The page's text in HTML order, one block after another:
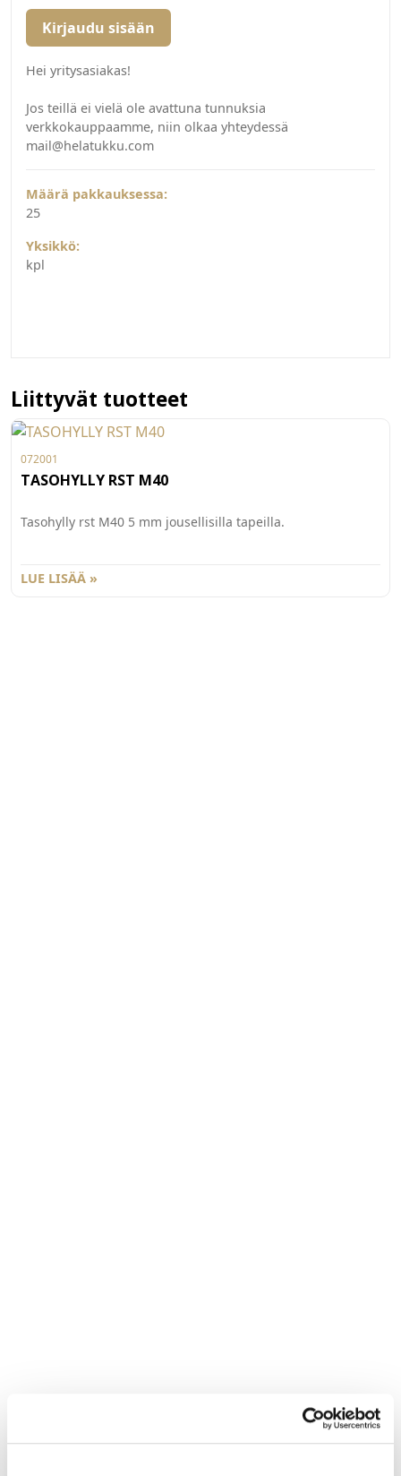
Kirjaudu sisään
Hei yritysasiakas!
Jos teillä ei vielä ole avattuna tunnuksia
verkkokauppaamme, niin olkaa yhteydessä
mail@helatukku.com
Määrä pakkauksessa:
25
Yksikkö:
kpl
Liittyvät tuotteet
072001
TASOHYLLY RST M40
Tasohylly rst M40 5 mm jousellisilla tapeilla.
LUE LISÄÄ »